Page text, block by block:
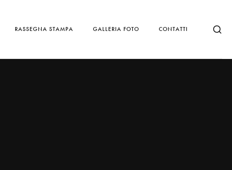
RASSEGNA STAMPA GALLERIA FOTO CONTATTI